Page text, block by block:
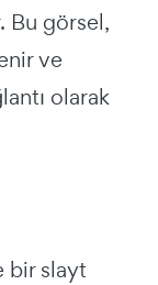
Bu görsel,
ve
olarak
bir slayt